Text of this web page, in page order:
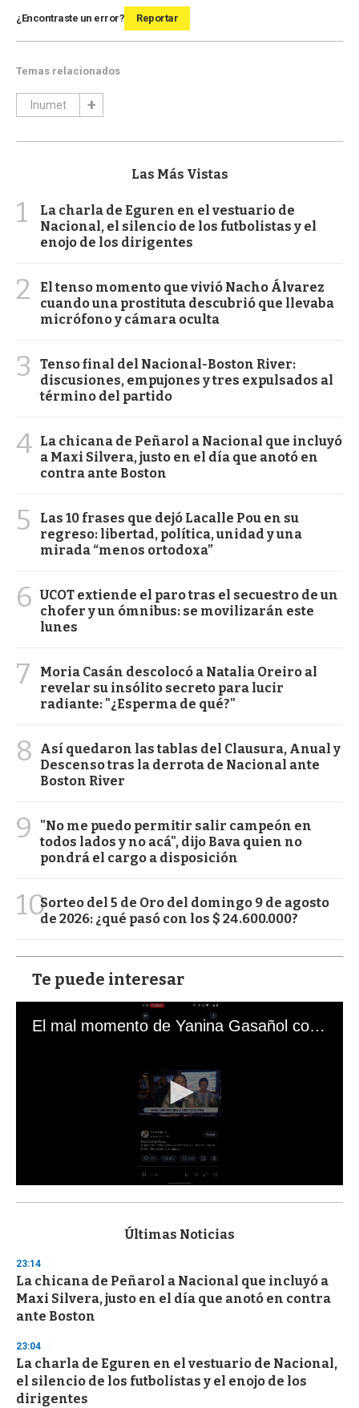
¿Encontraste un error? Reportar
Temas relacionados
Inumet
Las Más Vistas
1
La charla de Eguren en el vestuario de
Nacional, el silencio de los futbolistas y el
enojo de los dirigentes
2
El tenso momento que vivió Nacho Álvarez
cuando una prostituta descubrió que llevaba
micrófono y cámara oculta
3
Tenso final del Nacional-Boston River:
discusiones, empujones y tres expulsados al
término del partido
4 La chicana de Peñarol a Nacional que incluyó
a Maxi Silvera, justo en el día que anotó en
contra ante Boston
5
Las 10 frases que dejó Lacalle Pou en su
regreso: libertad, política, unidad y una
mirada “menos ortodoxa”
6 UCOT extiende el paro tras el secuestro de un
chofer y un ómnibus: se movilizarán este
lunes
7
Moria Casán descolocó a Natalia Oreiro al
revelar su insólito secreto para lucir
radiante: "¿Esperma de qué?"
8
Así quedaron las tablas del Clausura, Anual y
Descenso tras la derrota de Nacional ante
Boston River
9
"No me puedo permitir salir campeón en
todos lados y no acá", dijo Bava quien no
pondrá el cargo a disposición
10Sorteo del 5 de Oro del domingo 9 de agosto
de 2026: ¿qué pasó con los $ 24.600.000?
Te puede interesar
El mal momento de Yanina Gasañol con un hincha argentino en "Subrayado"
s
d
s
o
f
3
s
e
c
o
n
Últimas Noticias
23:14
La chicana de Peñarol a Nacional que incluyó a
Maxi Silvera, justo en el día que anotó en contra
ante Boston
23:04
La charla de Eguren en el vestuario de Nacional,
el silencio de los futbolistas y el enojo de los
dirigentes